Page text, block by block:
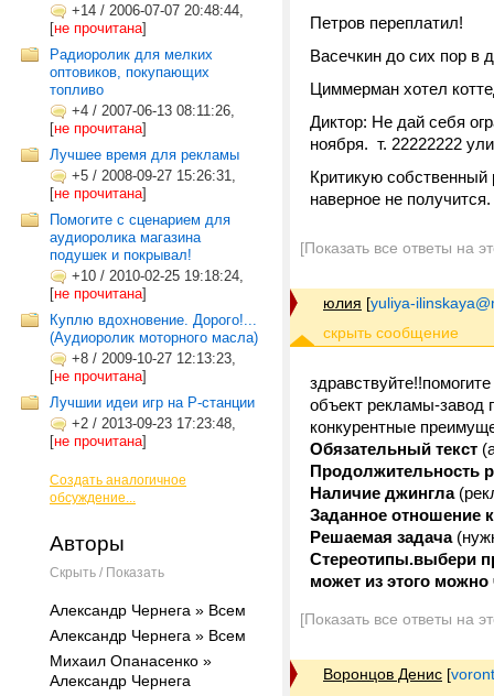
+14 / 2006-07-07 20:48:44,
[не прочитана]
Радиоролик для мелких
оптовиков, покупающих
топливо
+4 / 2007-06-13 08:11:26,
[не прочитана]
Лучшее время для рекламы
+5 / 2008-09-27 15:26:31,
[не прочитана]
Помогите с сценарием для
аудиоролика магазина
подушек и покрывал!
+10 / 2010-02-25 19:18:24,
[не прочитана]
Куплю вдохновение. Дорого!...
(Аудиоролик моторного масла)
+8 / 2009-10-27 12:13:23,
[не прочитана]
Лучшии идеи игр на Р-станции
+2 / 2013-09-23 17:23:48,
[не прочитана]
Создать аналогичное
обсуждение...
Авторы
Скрыть / Показать
Александр Чернега » Всем
Александр Чернега » Всем
Михаил Опанасенко »
Александр Чернега
Петров переплатил!
Васечкин до сих пор в
Циммерман хотел
Диктор: Не дай себя
ноября. т. 22222222
Критикую собственный
наверное не
[Показать все ответы на
юлия [yuliya-
объект рекламы-завод
конкурентные
Обязательный текст
Продолжительность
Наличие джингла
Заданное отношение
Решаемая задача
Стереотипы.выбери
может из этого
[Показать все ответы на
Воронцов Денис [